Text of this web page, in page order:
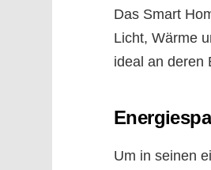
Das Smart
Licht, Wärme
ideal an deren
Um in seinen